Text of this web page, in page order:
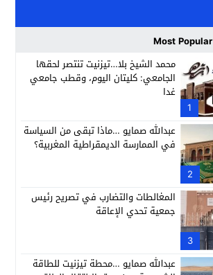
Most Popular
1
محمد الشيخ بلا…تيزنيت تنتصر لحقها
الجامعي: كليتان اليوم، وقطب جامعي
غدا
2
عبدالله صمايو …ماذا تبقى من السياسة
في الممارسة الديمقراطية المغربية؟
3
المغالطات والتضارب في تصريح رئيس
جمعية تحدي الإعاقة
عبدالله صمايو …محطة تيزنيت للطاقة